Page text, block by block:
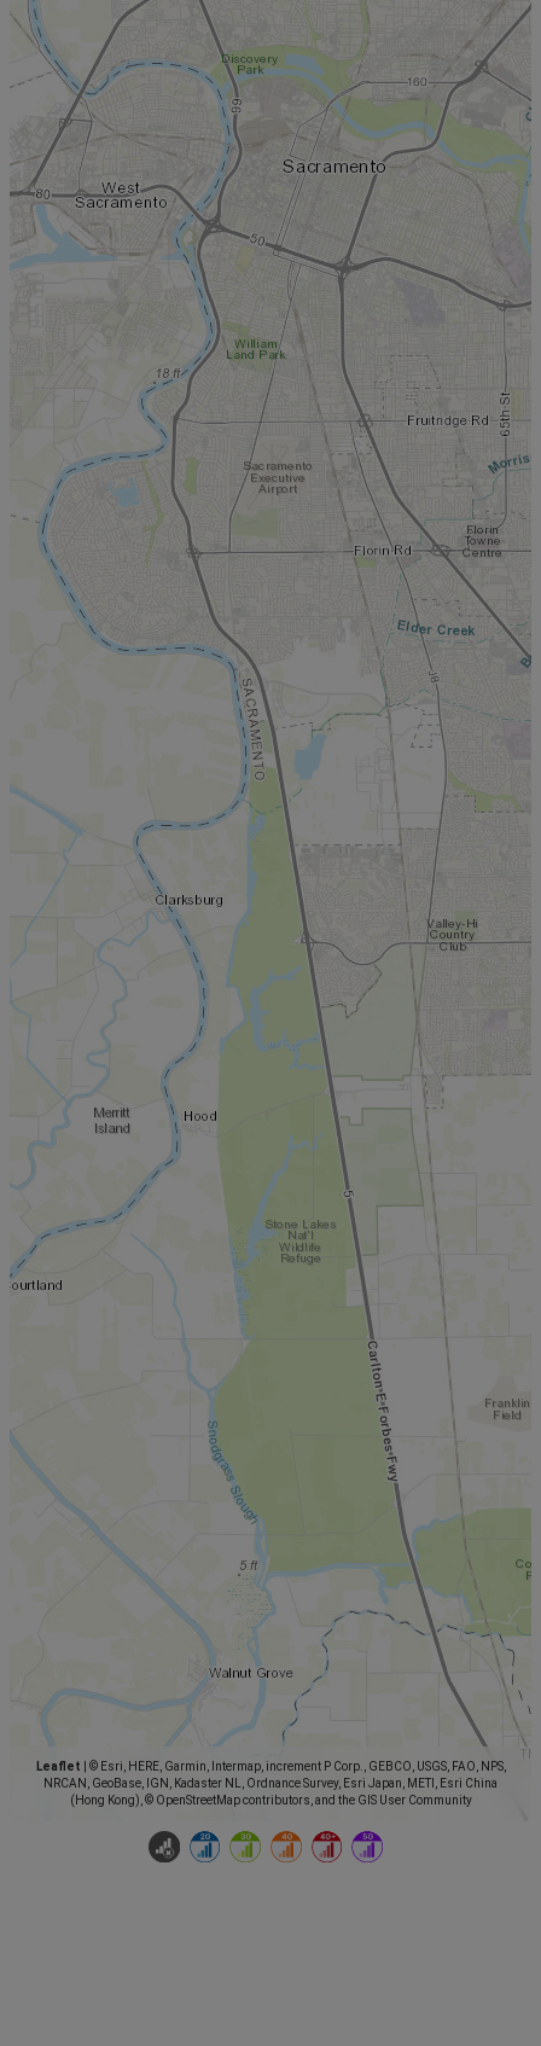
Leaflet
© Esri, HERE, Garmin, Intermap, increment P Corp., GEBCO, USGS, FAO, NPS,
NRCAN, GeoBase, IGN, Kadaster NL, Ordnance Survey, Esri Japan, METI, Esri China
(Hong Kong), © OpenStreetMap contributors, and the GIS User Community